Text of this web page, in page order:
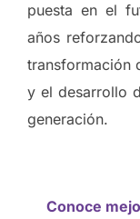
puesta en el
años
transformación
y el desarrollo
generación.
Conoce